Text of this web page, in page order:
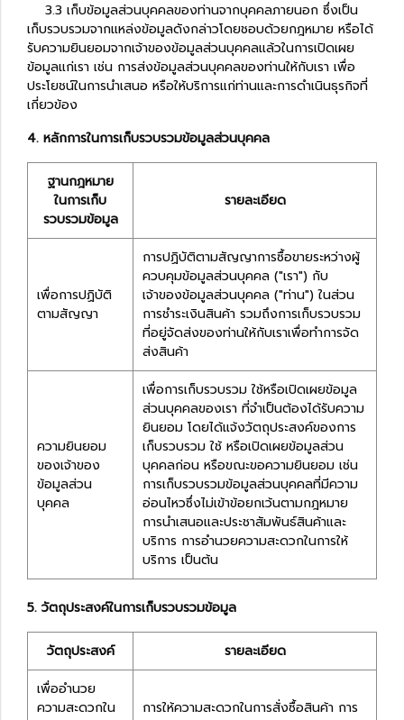
3.3 เก็บข้อมูลส่วนบุคคลของท่านจากบุคคลภายนอก ซึ่งเป็น
เก็บรวบรวมจากแหล่งข้อมูลดังกล่าวโดยชอบด้วยกฎหมาย หรือได้
รับความยินยอมจากเจ้าของข้อมูลส่วนบุคคลแล้วในการเปิดเผย
ข้อมูลแก่เรา เช่น การส่งข้อมูลส่วนบุคคลของท่านให้กับเรา เพื่อ
ประโยชน์ในการนำเสนอ หรือให้บริการแก่ท่านและการดำเนินธุรกิจที่
เกี่ยวข้อง
4. หลักการในการเก็บรวบรวมข้อมูลส่วนบุคคล
ฐานกฎหมาย
ในการเก็บ
รวบรวมข้อมูล
รายละเอียด
เพื่อการปฏิบัติ
ตามสัญญา
การปฏิบัติตามสัญญาการซื้อขายระหว่างผู้
ควบคุมข้อมูลส่วนบุคคล ("เรา") กับ
เจ้าของข้อมูลส่วนบุคคล ("ท่าน") ในส่วน
การชำระเงินสินค้า รวมถึงการเก็บรวบรวม
ที่อยู่จัดส่งของท่านให้กับเราเพื่อทำการจัด
ส่งสินค้า
ความยินยอม
ของเจ้าของ
ข้อมูลส่วน
บุคคล
เพื่อการเก็บรวบรวม ใช้หรือเปิดเผยข้อมูล
ส่วนบุคคลของเรา ที่จำเป็นต้องได้รับความ
ยินยอม โดยได้แจ้งวัตถุประสงค์ของการ
เก็บรวบรวม ใช้ หรือเปิดเผยข้อมูลส่วน
บุคคลก่อน หรือขณะขอความยินยอม เช่น
การเก็บรวบรวมข้อมูลส่วนบุคคลที่มีความ
อ่อนไหวซึ่งไม่เข้าข้อยกเว้นตามกฎหมาย
การนำเสนอและประชาสัมพันธ์สินค้าและ
บริการ การอำนวยความสะดวกในการให้
บริการ เป็นต้น
5. วัตถุประสงค์ในการเก็บรวบรวมข้อมูล
วัตถุประสงค์
รายละเอียด
เพื่ออำนวย
ความสะดวกใน
การให้ความสะดวกในการสั่งซื้อสินค้า การ